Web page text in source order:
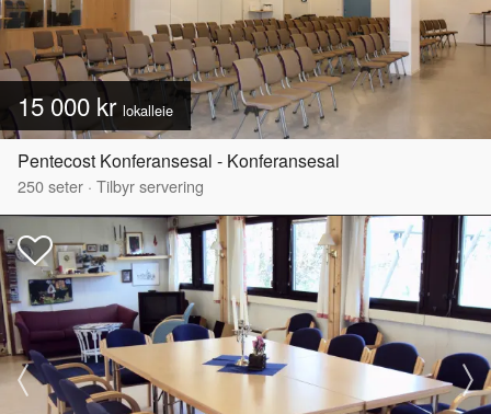
15 000 kr lokalleie
Pentecost Konferansesal - Konferansesal
250seter · Tilbyr servering